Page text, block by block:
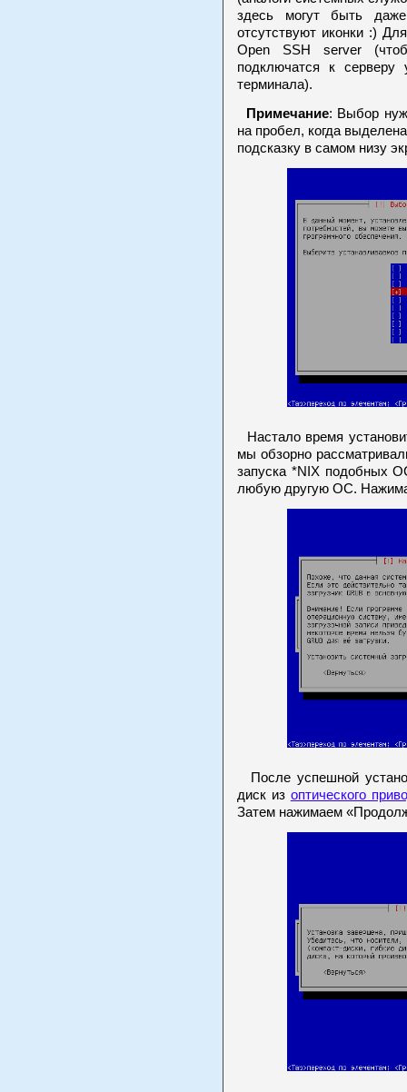
здесь могут быть
отсутствуют иконки :)
Open SSH server
подключатся к серверу
терминала).
Примечание: Выбор
на пробел, когда
подсказку в самом низу
Настало время
мы обзорно
запуска *NIX подобных
любую другую ОС.
После успешной
диск из оптического
Затем нажимаем